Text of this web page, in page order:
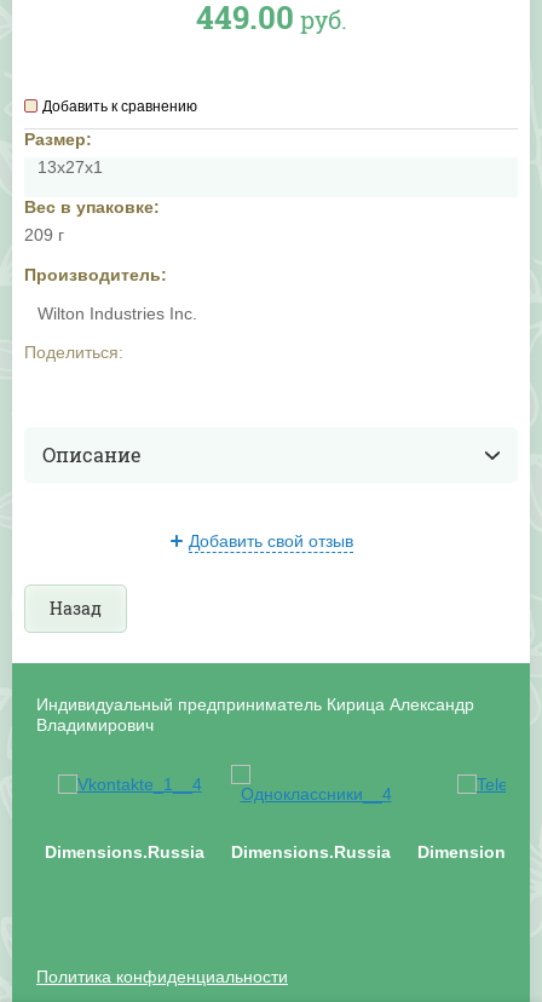
449.00 руб.
Добавить к сравнению
Размер:
13х27х1
Вес в упаковке:
209 г
Производитель:
Wilton Industries Inc.
Поделиться:
Описание
Добавить свой отзыв
Назад
Индивидуальный предприниматель Кирица Александр
Владимирович
Dimensions.Russia Dimensions.Russia
Политика конфиденциальности